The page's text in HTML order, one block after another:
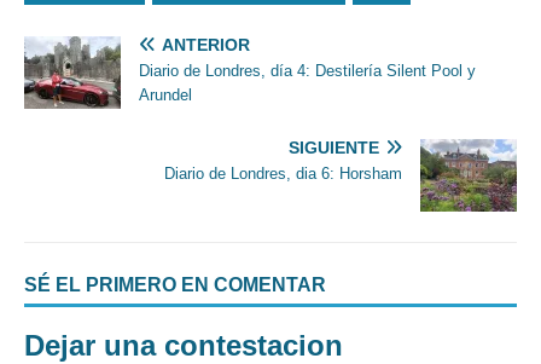
ANTERIOR
Diario de Londres, día 4: Destilería Silent Pool y
Arundel
SIGUIENTE
Diario de Londres, dia 6: Horsham
SÉ EL PRIMERO EN COMENTAR
Dejar una contestacion